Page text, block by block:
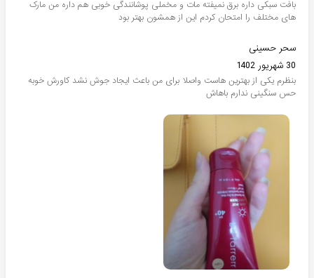
بافت سبکی داره برق نمیفته مات و مخملی پوشانندگی خوبی هم داره من مارک
های مختلف را امتحان کردم این از همشون بهتر بود
سحر حسینی
30 شهریور 1402
بنظرم یکی از بهترین هاست واصلا برای من باعث ایجاد جوش نشد کاورش خوبه
حس سنگینی ندارم باهاش